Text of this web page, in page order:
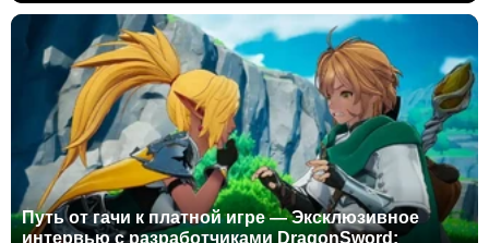
Путь от гачи к платной игре — Эксклюзивное
интервью с разработчиками DragonSword: